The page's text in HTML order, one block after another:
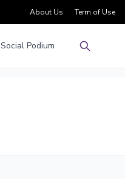
About Us Term of Use
Social Podium